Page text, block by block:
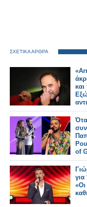
ΣΧΕΤΙΚΑ ΑΡΘΡΑ
of
«Οι